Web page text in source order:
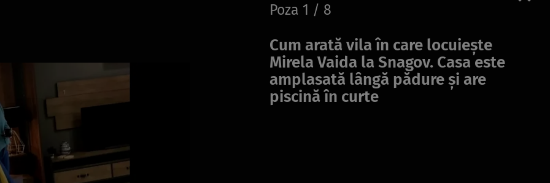
Poza 1 / 8
Cum arată vila în care locuiește
Mirela Vaida la Snagov. Casa este
amplasată lângă pădure și are
piscină în curte